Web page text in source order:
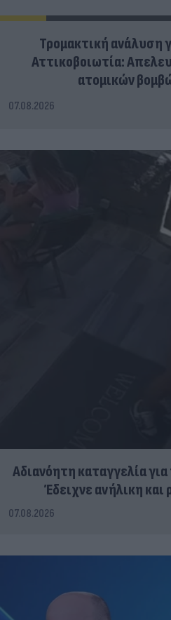
Τρομακτική ανάλυση
Αττικοβοιωτία:
ατομικών
07.08.2026
Αδιανόητη καταγγελία
Έδειχνε ανήλικη
07.08.2026